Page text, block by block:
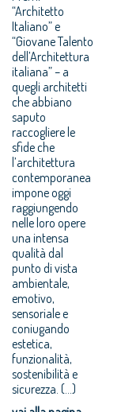
“Architetto
Italiano” e
“Giovane Talento
dell’Architettura
italiana” – a
quegli architetti
che abbiano
saputo
raccogliere le
sfide che
l’architettura
contemporanea
impone oggi
raggiungendo
nelle loro opere
una intensa
qualità dal
punto di vista
ambientale,
emotivo,
sensoriale e
coniugando
estetica,
funzionalità,
sostenibilità e
sicurezza. (...)